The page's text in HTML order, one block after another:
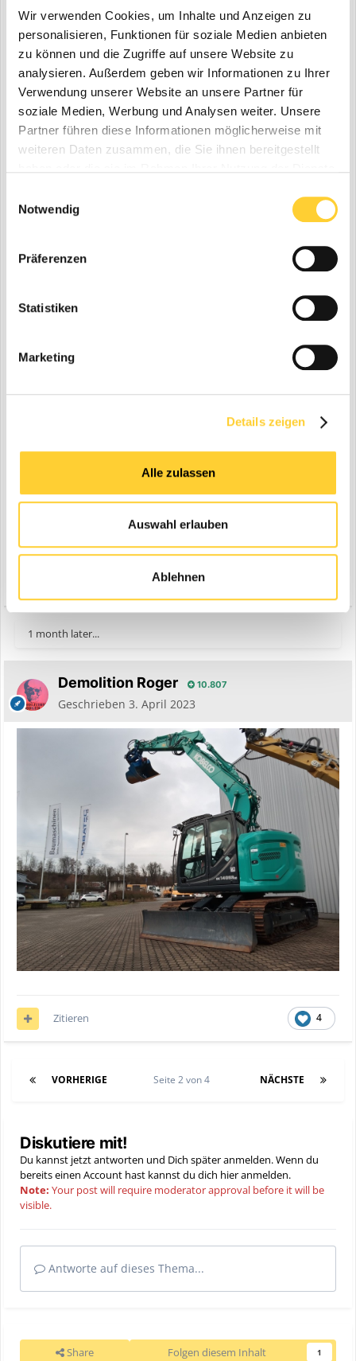
Wir verwenden Cookies, um Inhalte und Anzeigen zu
personalisieren, Funktionen für soziale Medien anbieten
zu können und die Zugriffe auf unsere Website zu
analysieren. Außerdem geben wir Informationen zu Ihrer
Verwendung unserer Website an unsere Partner für
soziale Medien, Werbung und Analysen weiter. Unsere
Partner führen diese Informationen möglicherweise mit
weiteren Daten zusammen, die Sie ihnen bereitgestellt
Notwendig
Präferenzen
Statistiken
Marketing
Details zeigen
Alle zulassen
Auswahl erlauben
Ablehnen
1 month later...
Demolition Roger 10.807
Geschrieben 3. April 2023
4
Zitieren
VORHERIGE NÄCHSTE
Seite 2 von 4
Diskutiere mit!
Du kannst jetzt antworten und Dich später anmelden. Wenn du
bereits einen Account hast kannst du dich hieranmelden.
Note: Your post will require moderator approval before it will be
visible.
Antworte auf dieses Thema...
Share Folgen diesem Inhalt 1